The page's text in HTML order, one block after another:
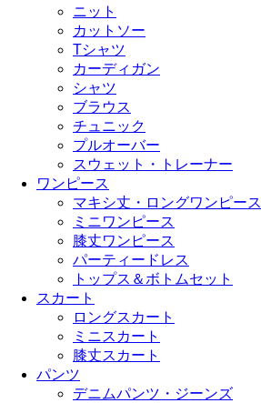
ニット
カットソー
Tシャツ
カーディガン
シャツ
ブラウス
チュニック
プルオーバー
スウェット・トレーナー
ワンピース
マキシ丈・ロングワンピース
ミニワンピース
膝丈ワンピース
パーティードレス
トップス＆ボトムセット
スカート
ロングスカート
ミニスカート
膝丈スカート
パンツ
デニムパンツ・ジーンズ